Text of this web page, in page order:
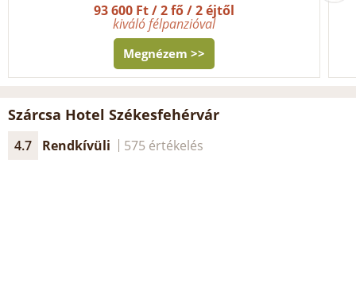
93 600 Ft / 2 fő / 2 éjtől
kiváló félpanzióval
Megnézem >>
Szárcsa Hotel Székesfehérvár
4.7 Rendkívüli 575 értékelés